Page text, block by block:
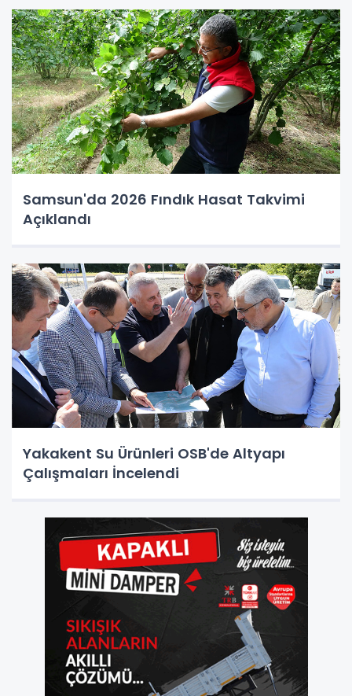
Samsun'da 2026 Fındık Hasat Takvimi
Açıklandı
Yakakent Su Ürünleri OSB'de Altyapı
Çalışmaları İncelendi